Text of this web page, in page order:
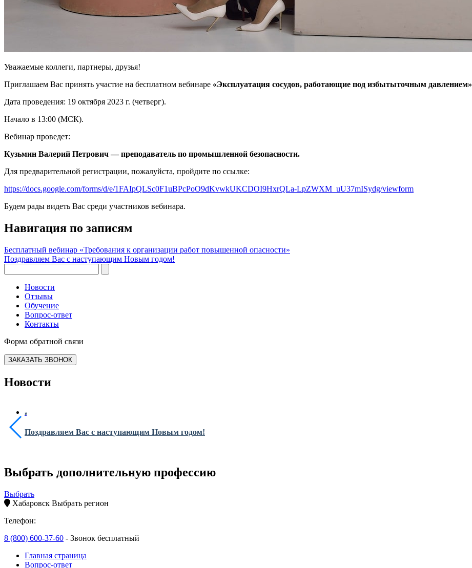
Уважаемые коллеги, партнеры, друзья!
Приглашаем Вас принять участие на бесплатном вебинаре «Эксплуатация сосудов, работающие под избытыточным давлением»
Дата проведения: 19 октября 2023 г. (четверг).
Начало в 13:00 (МСК).
Вебинар проведет:
Кузьмин Валерий Петрович — преподаватель по промышленной безопасности.
Для предварительной регистрации, пожалуйста, пройдите по ссылке:
https://docs.google.com/forms/d/e/1FAIpQLSc0F1uBPcPoO9dKvwkUKCDOI9HxrQLa-LpZWXM_uU37mISydg/viewform
Будем рады видеть Вас среди участников вебинара.
Навигация по записям
Бесплатный вебинар «Требования к организации работ повышенной опасности»
Поздравляем Вас с наступающим Новым годом!
Новости
Отзывы
Обучение
Вопрос-ответ
Контакты
Форма обратной связи
ЗАКАЗАТЬ ЗВОНОК
Новости
Поздравляем Вас с наступающим Новым годом!
Выбрать дополнительную профессию
Выбрать
Хабаровск Выбрать регион
Телефон:
8 (800) 600-37-60 - Звонок бесплатный
Главная страница
Вопрос-ответ